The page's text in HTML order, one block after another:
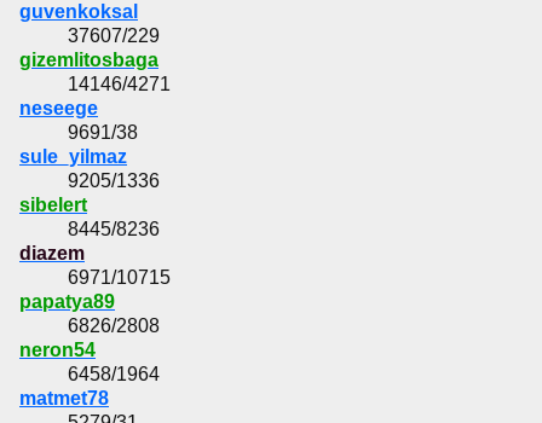
guvenkoksal
37607/229
gizemlitosbaga
14146/4271
neseege
9691/38
sule_yilmaz
9205/1336
sibelert
8445/8236
diazem
6971/10715
papatya89
6826/2808
neron54
6458/1964
matmet78